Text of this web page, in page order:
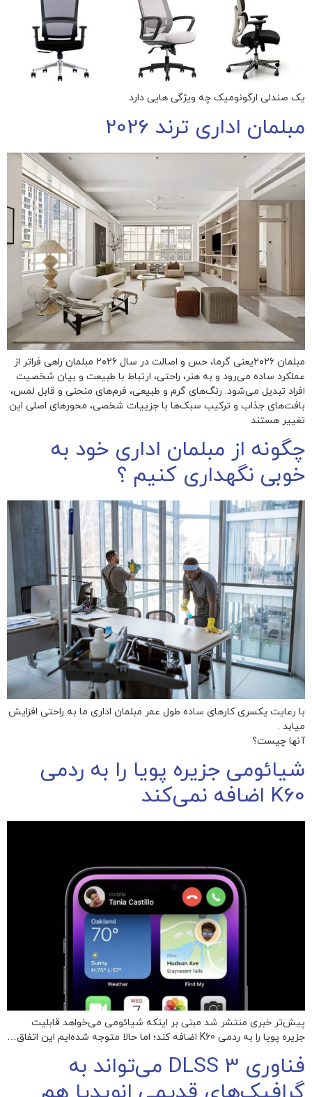
یک صندلی ارگونومیک چه ویژگی هایی دارد
مبلمان اداری ترند 2026
مبلمان ۲۰۲۶یعنی گرما، حس و اصالت در سال ۲۰۲۶ مبلمان راهی فراتر از
عملکرد ساده می‌رود و به هنر، راحتی، ارتباط با طبیعت و بیان شخصیت
افراد تبدیل می‌شود. رنگ‌های گرم و طبیعی، فرم‌های منحنی و قابل لمس،
بافت‌های جذاب و ترکیب سبک‌ها با جزییات شخصی، محورهای اصلی این
تغییر هستند
چگونه از مبلمان اداری خود به
خوبی نگهداری کنیم ؟
با رعایت یکسری کارهای ساده طول عمر مبلمان اداری ما به راحتی افزایش
میابد .
آنها چیست؟
شیائومی جزیره پویا را به ردمی
K60 اضافه نمی‌کند
پیش‌تر خبری منتشر شد مبنی بر اینکه شیائومی می‌خواهد قابلیت
جزیره پویا را به ردمی K60 اضافه کند؛ اما حالا متوجه شده‌ایم این اتفاق…
فناوری DLSS 3 می‌تواند به